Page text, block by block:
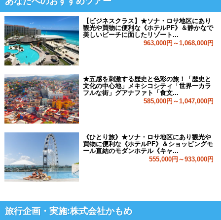
【ビジネスクラス】★ソナ・ロサ地区にあり
観光や買物に便利な《ホテルPF》＆静かなで
美しいビーチに面したリゾート...
963,000円～1,068,000円
★五感を刺激する歴史と色彩の旅！「歴史と
文化の中心地」メキシコシティ「世界一カラ
フルな街」グアナファト「食文...
585,000円～1,047,000円
《ひとり旅》★ソナ・ロサ地区にあり観光や
買物に便利な《ホテルPF》＆ショッピングモ
ール直結のモダンホテル《キャ...
555,000円～933,000円
旅行企画・実施:株式会社かもめ